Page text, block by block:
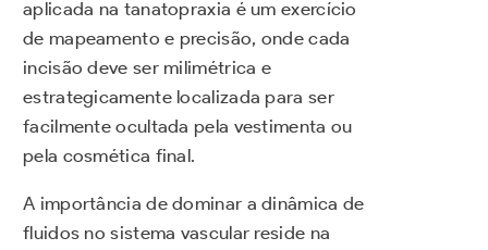
aplicada na tanatopraxia é um exercício
de mapeamento e precisão, onde cada
incisão deve ser milimétrica e
estrategicamente localizada para ser
facilmente ocultada pela vestimenta ou
pela cosmética final.
A importância de dominar a dinâmica de
fluidos no sistema vascular reside na